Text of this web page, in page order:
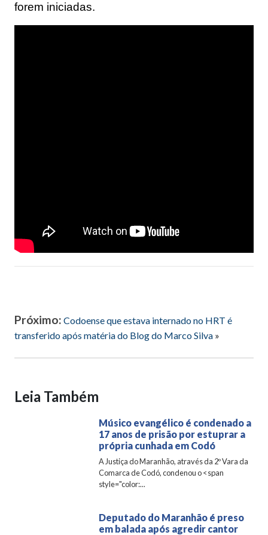
forem iniciadas.
Próximo: Codoense que estava internado no HRT é
transferido após matéria do Blog do Marco Silva »
Leia Também
Músico evangélico é condenado a
17 anos de prisão por estuprar a
própria cunhada em Codó
A Justiça do Maranhão, através da 2º Vara da
Comarca de Codó, condenou o <span
style="color:...
Deputado do Maranhão é preso
em balada após agredir cantor